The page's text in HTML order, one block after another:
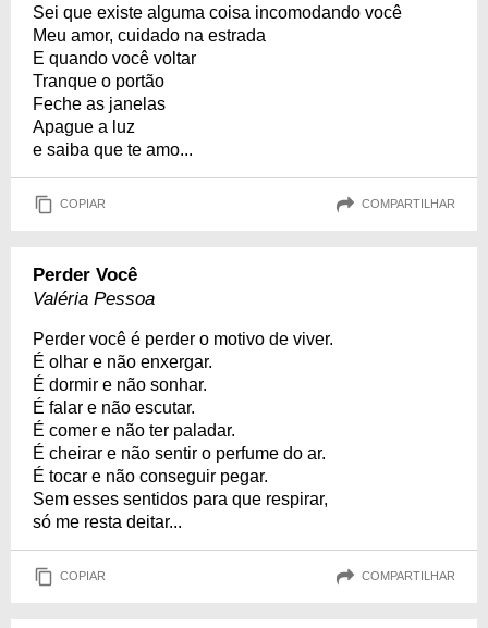
Sei que existe alguma coisa incomodando você
Meu amor, cuidado na estrada
E quando você voltar
Tranque o portão
Feche as janelas
Apague a luz
e saiba que te amo...
COPIAR COMPARTILHAR
Perder Você
Valéria Pessoa
Perder você é perder o motivo de viver.
É olhar e não enxergar.
É dormir e não sonhar.
É falar e não escutar.
É comer e não ter paladar.
É cheirar e não sentir o perfume do ar.
É tocar e não conseguir pegar.
Sem esses sentidos para que respirar,
só me resta deitar...
COPIAR COMPARTILHAR